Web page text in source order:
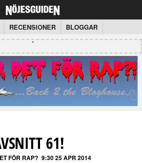
RECENSIONER BLOGGAR
61!
FÖR RAP? 9:30 25 APR 2014